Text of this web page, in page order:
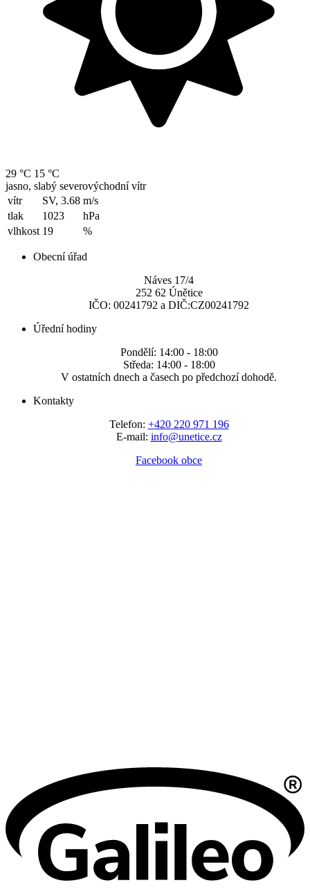
29 °C 15 °C
jasno, slabý severovýchodní vítr
vítr
SV, 3.68 m/s
tlak
1023
hPa
vlhkost 19 %
Obecní úřad
Náves 17/4
252 62 Únětice
IČO: 00241792 a DIČ:CZ00241792
Úřední hodiny
Pondělí: 14:00 - 18:00
Středa: 14:00 - 18:00
V ostatních dnech a časech po předchozí dohodě.
Kontakty
Telefon: +420 220 971 196
E-mail: info@unetice.cz
Facebook obce